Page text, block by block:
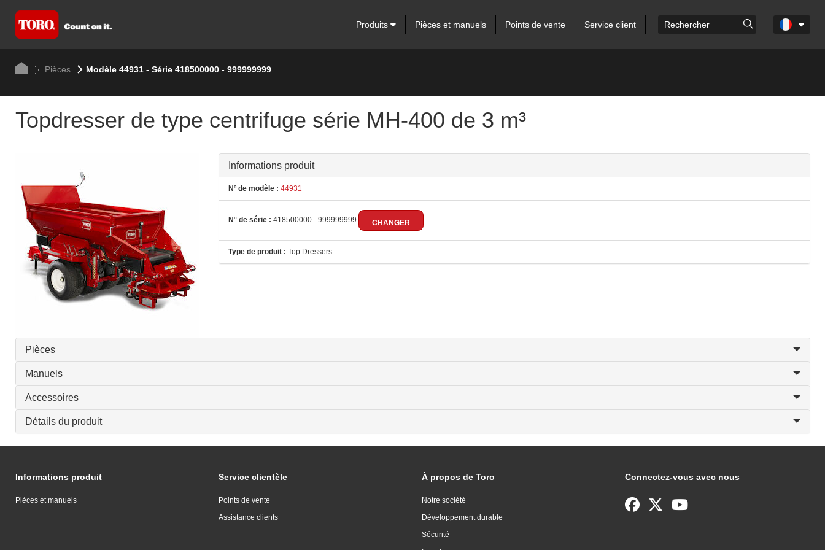
Produits Pièces et manuels Points de vente Service client
Pièces Modèle 44931 - Série 418500000 - 999999999
Topdresser de type centrifuge série MH-400 de 3 m³
Informations produit
Nº de modèle : 44931
N° de série : 418500000 - 999999999 CHANGER
Type de produit : Top Dressers
Pièces
Manuels
Accessoires
Détails du produit
Informations produit
Pièces et manuels
Service clientèle
Points de vente
Assistance clients
À propos de Toro
Notre société
Développement durable
Sécurité
Connectez-vous avec nous